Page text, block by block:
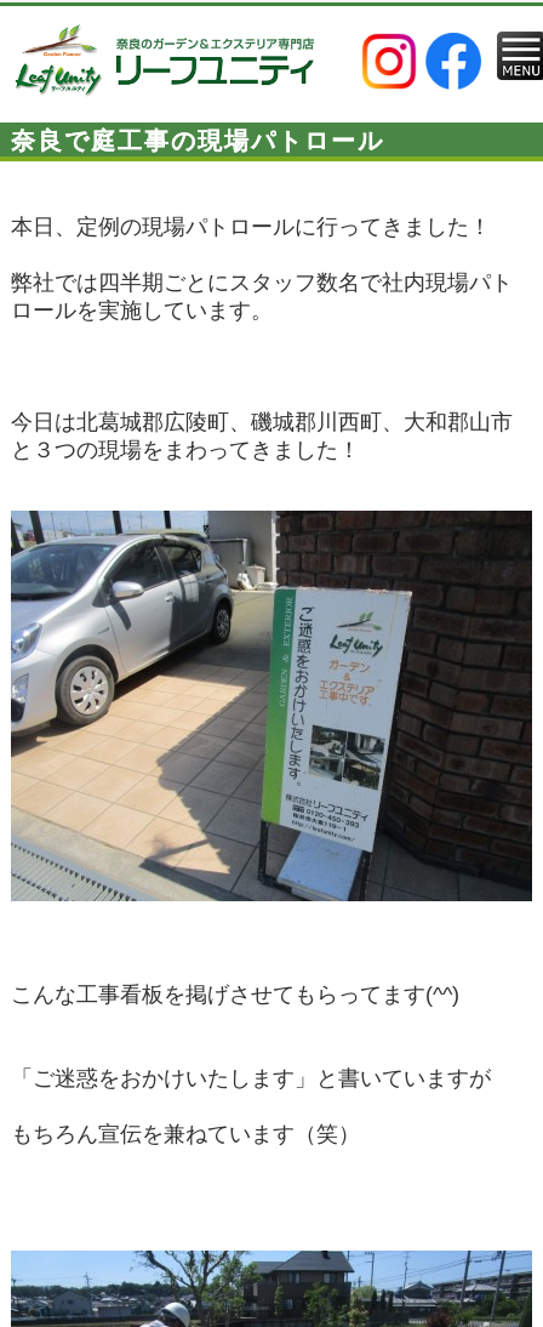
奈良で庭工事の現場パトロール
本日、定例の現場パトロールに行ってきました！
弊社では四半期ごとにスタッフ数名で社内現場パト
ロールを実施しています。
今日は北葛城郡広陵町、磯城郡川西町、大和郡山市
と３つの現場をまわってきました！
こんな工事看板を掲げさせてもらってます(^^)
「ご迷惑をおかけいたします」と書いていますが
もちろん宣伝を兼ねています（笑）